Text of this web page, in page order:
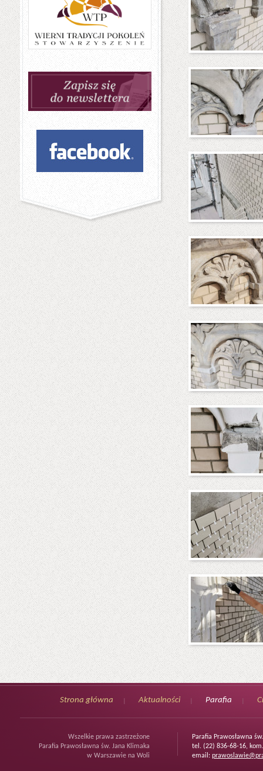
Strona główna Aktualności Parafia
Wszelkie prawa zastrzeżone
Parafia Prawosławna św. Jana Klimaka
w Warszawie na Woli
Parafia Prawosławna
tel. (22) 836-68-16,
email: